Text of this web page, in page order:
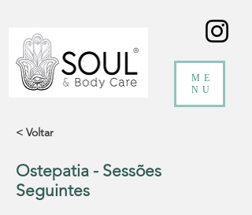
ME
NU
< Voltar
Ostepatia - Sessões
Seguintes